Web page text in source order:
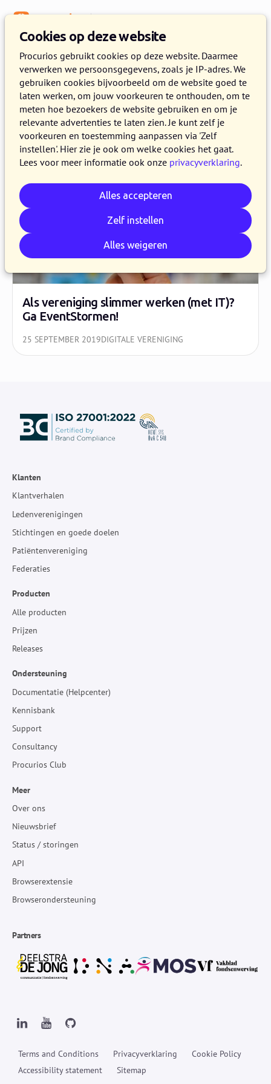
Cookies op deze website
Procurios gebruikt cookies op deze website. Daarmee
verwerken we persoonsgegevens, zoals je IP-adres. We
gebruiken cookies bijvoorbeeld om de website goed te
laten werken, om jouw voorkeuren te onthouden, om te
meten hoe bezoekers de website gebruiken en om je
relevante advertenties te laten zien. Je kunt zelf je
voorkeuren en toestemming aanpassen via 'Zelf
instellen'. Hier zie je ook om welke cookies het gaat.
Lees voor meer informatie ook onze privacyverklaring.
Alles accepteren
Zelf instellen
Alles weigeren
WEBLOG
Artikelen over Workshop
Als vereniging slimmer werken (met IT)?
Ga EventStormen!
25 SEPTEMBER 2019DIGITALE VERENIGING
Klanten
Klantverhalen
Ledenverenigingen
Stichtingen en goede doelen
Patiëntenvereniging
Federaties
Producten
Alle producten
Prijzen
Releases
Ondersteuning
Documentatie (Helpcenter)
Kennisbank
Support
Consultancy
Procurios Club
Meer
Over ons
Nieuwsbrief
Status / storingen
API
Browserextensie
Browserondersteuning
Partners
Terms and Conditions Privacyverklaring
Cookie Policy
Accessibility statement
Sitemap